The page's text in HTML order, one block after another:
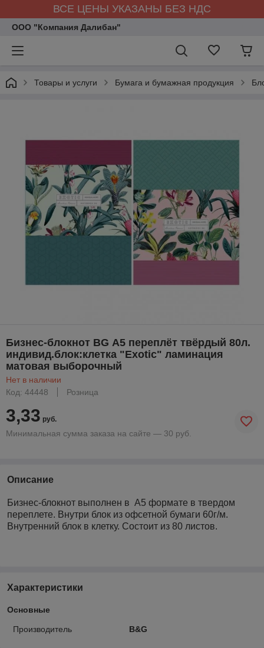
ВСЕ ЦЕНЫ УКАЗАНЫ БЕЗ НДС
ООО "Компания Далибан"
Товары и услуги Бумага и бумажная продукция
Бизнес-блокнот BG А5 переплёт твёрдый 80л.
индивид.блок:клетка "Exotic" ламинация
матовая выборочный
Нет в наличии
Код: 44448
Розница
3,33 руб.
Минимальная сумма заказа на сайте — 30 руб.
Описание
Бизнес-блокнот выполнен в А5 формате в твердом
переплете. Внутри блок из офсетной бумаги 60г/м.
Внутренний блок в клетку. Состоит из 80 листов.
Характеристики
Основные
Производитель B&G